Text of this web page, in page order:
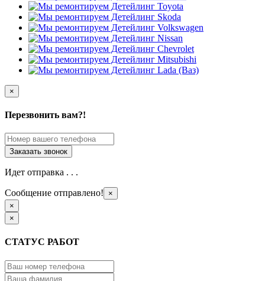
×
Перезвонить вам?!
Идет отправка . . .
Сообщение отправлено!
×
×
×
СТАТУС РАБОТ